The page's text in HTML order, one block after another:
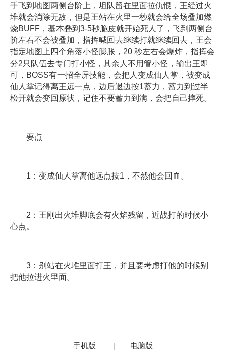
手飞到地图两侧台阶上，坦队留在里面拉仇恨，王经过火
堆就会消除无敌，但是王站在火里一秒就会给全场叠加燃
烧BUFF，基本叠到3-5秒脆皮就开始死人了，飞到两侧台
阶左右不会被叠加，指挥喊回去继续打就继续回去，王会
指定地图上四个角落小怪膨胀，20 秒左右会爆炸，指挥会
分2只队伍去专门打小怪，其余人不用管小怪，输出王即
可，BOSS有一招全屏技能，会把人变成仙人掌，被变成
仙人掌记得离王远一点，边后退边按1蓄力，蓄力到过半
松开就会变回原状，记住不要蓄力到满，会把自己摔死。
要点
1：变成仙人掌离他远点按1，不然他会回血。
2：王刚出火堆脚底会有火焰残留，近战打的时候小
心点。
3：别站在火堆里面打王，并且要考虑打他的时候别
把他拉进火里面。
手机版 | 电脑版